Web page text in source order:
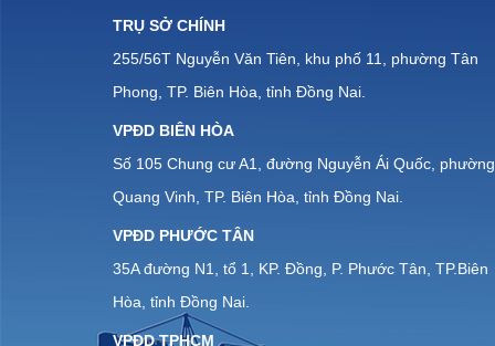
TRỤ SỞ CHÍNH
255/56T Nguyễn Văn Tiên, khu phố 11, phường Tân
Phong, TP. Biên Hòa, tỉnh Đồng Nai.
VPĐD BIÊN HÒA
Số 105 Chung cư A1, đường Nguyễn Ái Quốc, phường
Quang Vinh, TP. Biên Hòa, tỉnh Đồng Nai.
VPĐD PHƯỚC TÂN
35A đường N1, tổ 1, KP. Đồng, P. Phước Tân, TP.Biên
Hòa, tỉnh Đồng Nai.
VPĐD TPHCM